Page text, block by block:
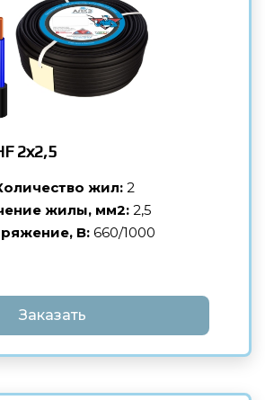
2х2,5
жил: 2
жилы, мм2: 2,5
В: 660/1000
Заказать